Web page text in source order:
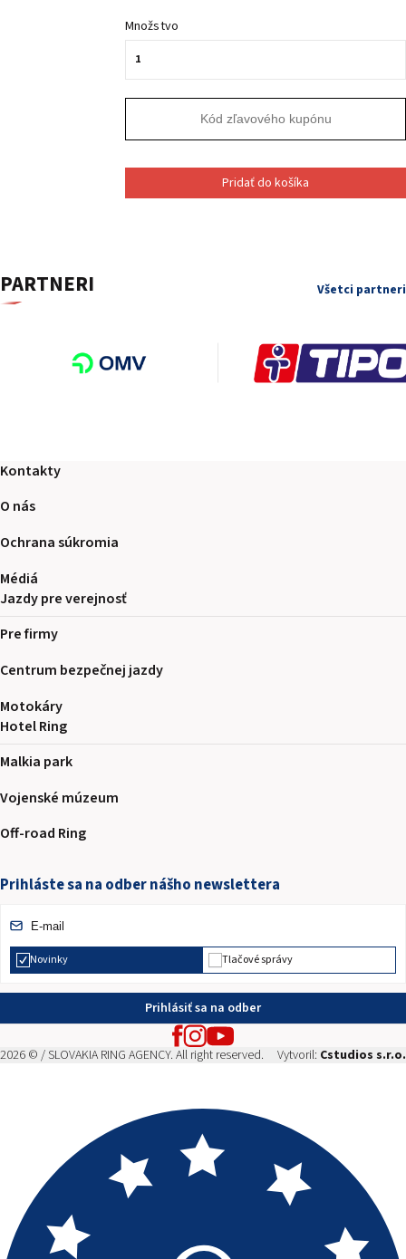
Množstvo
Pridať do košíka
PARTNERI Všetci partneri
Kontakty
O nás
Ochrana súkromia
Médiá
Jazdy pre verejnosť
Pre firmy
Centrum bezpečnej jazdy
Motokáry
Hotel Ring
Malkia park
Vojenské múzeum
Off-road Ring
Prihláste sa na odber nášho newslettera
Novinky Tlačové správy
Prihlásiť sa na odber
2026 © / SLOVAKIA RING AGENCY. All right reserved. Vytvoril: Cstudios s.r.o.